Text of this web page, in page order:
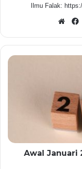
Ilmu Falak:
Awal Januari